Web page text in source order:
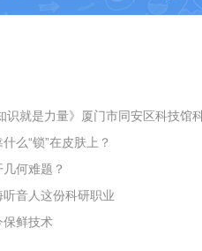
厦门市同安区科技馆科学小记者探寻阿基米德力学
么“锁”在皮肤上？
何难题？
音人这份科研职业
保鲜技术